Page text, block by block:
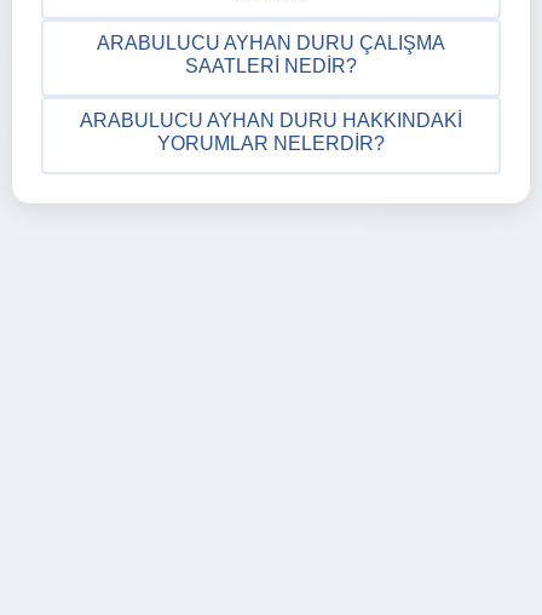
ARABULUCU AYHAN DURU ÇALIŞMA
SAATLERI NEDIR?
ARABULUCU AYHAN DURU HAKKINDAKI
YORUMLAR NELERDIR?